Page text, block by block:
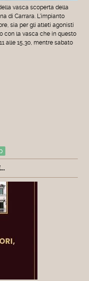
vasca scoperta della
di Carrara. L'impianto
sia per gli atleti agonisti
con la vasca che in questo
alle 15,30, mentre sabato